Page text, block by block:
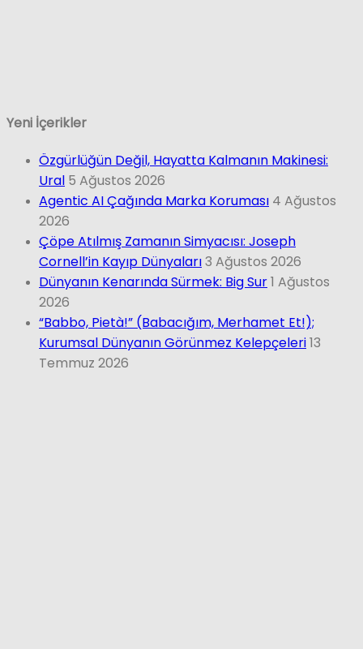
Yeni İçerikler
Özgürlüğün Değil, Hayatta Kalmanın Makinesi:
Ural 5 Ağustos 2026
Agentic AI Çağında Marka Koruması 4 Ağustos
2026
Çöpe Atılmış Zamanın Simyacısı: Joseph
Cornell’in Kayıp Dünyaları3 Ağustos 2026
Dünyanın Kenarında Sürmek: Big Sur1 Ağustos
2026
“Babbo, Pietà!” (Babacığım, Merhamet Et!);
Kurumsal Dünyanın Görünmez Kelepçeleri13
Temmuz 2026